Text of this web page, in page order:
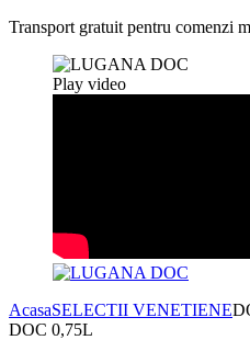
Transport gratuit pentru comenzi
Play video
AcasaSELECTII VENETIENE
DOC 0,75L